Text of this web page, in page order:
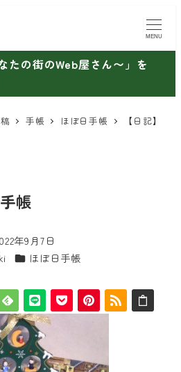
MENU
たの街のWeb屋さん〜」を
手帳 ほぼ日手帳
【日記】
帳
年9月7日
カテゴリー
ほぼ日手帳